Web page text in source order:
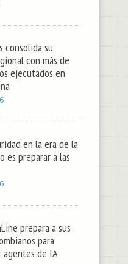
consolida su
con más de
ejecutados en
en la era de la
es preparar a las
prepara a sus
para
de IA